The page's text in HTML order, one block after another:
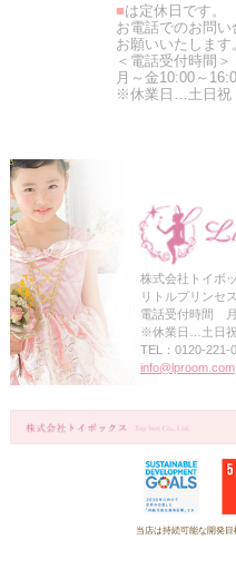
■は定休日です。
お電話でのお問
お願いいたします
＜電話受付時間＞
月～金10:00～
※休業日…土日祝
株式会社トイボ
リトルプリンセ
電話受付時間
※休業日…土日祝
TEL：0120-221-
info@lproom.com
当店は持続可能な開発目